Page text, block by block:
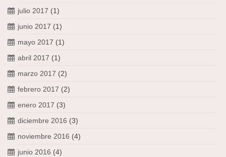
julio 2017 (1)
junio 2017 (1)
mayo 2017 (1)
abril 2017 (1)
marzo 2017 (2)
febrero 2017 (2)
enero 2017 (3)
diciembre 2016 (3)
noviembre 2016 (4)
junio 2016 (4)